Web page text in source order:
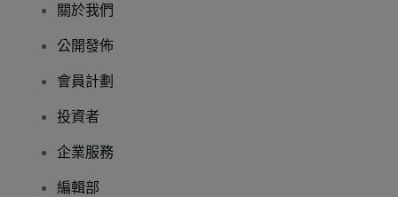
關於我們
公開發佈
會員計劃
投資者
企業服務
編輯部